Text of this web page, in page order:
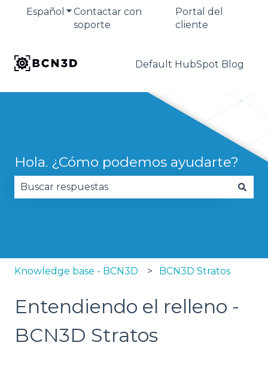
Español Traducciones de Mostrar submenú de
Contactar con
soporte
Portal del
cliente
Default HubSpot Blog
Hola. ¿Cómo podemos ayudarte?
Knowledge base - BCN3D BCN3D Stratos
Entendiendo el relleno -
BCN3D Stratos